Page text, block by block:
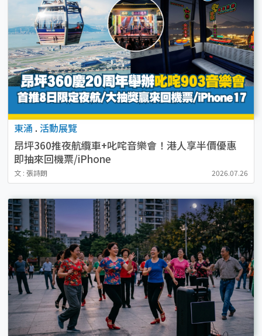
東涌 . 活動展覽
昂坪360推夜航纜車+叱咤音樂會！港人享半價優惠
即抽來回機票/iPhone
文 : 張詩朗 2026.07.26